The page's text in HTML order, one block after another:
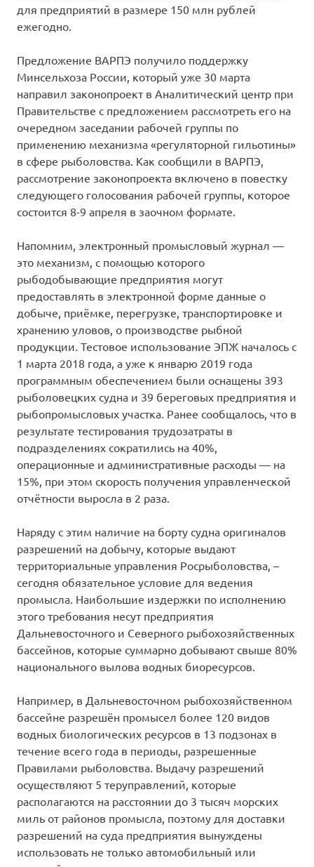
для предприятий в размере 150 млн рублей
ежегодно.
Предложение ВАРПЭ получило поддержку
Минсельхоза России, который уже 30 марта
направил законопроект в Аналитический центр при
Правительстве с предложением рассмотреть его на
очередном заседании рабочей группы по
применению механизма «регуляторной гильотины»
в сфере рыболовства. Как сообщили в ВАРПЭ,
рассмотрение законопроекта включено в повестку
следующего голосования рабочей группы, которое
состоится 8-9 апреля в заочном формате.
Напомним, электронный промысловый журнал —
это механизм, с помощью которого
рыбодобывающие предприятия могут
предоставлять в электронной форме данные о
добыче, приёмке, перегрузке, транспортировке и
хранению уловов, о производстве рыбной
продукции. Тестовое использование ЭПЖ началось с
1 марта 2018 года, а уже к январю 2019 года
программным обеспечением были оснащены 393
рыболовецких судна и 39 береговых предприятия и
рыбопромысловых участка. Ранее сообщалось, что в
результате тестирования трудозатраты в
подразделениях сократились на 40%,
операционные и административные расходы — на
15%, при этом скорость получения управленческой
отчётности выросла в 2 раза.
Наряду с этим наличие на борту судна оригиналов
разрешений на добычу, которые выдают
территориальные управления Росрыболовства, –
сегодня обязательное условие для ведения
промысла. Наибольшие издержки по исполнению
этого требования несут предприятия
Дальневосточного и Северного рыбохозяйственных
бассейнов, которые суммарно добывают свыше 80%
национального вылова водных биоресурсов.
Например, в Дальневосточном рыбохозяйственном
бассейне разрешён промысел более 120 видов
водных биологических ресурсов в 13 подзонах в
течение всего года в периоды, разрешенные
Правилами рыболовства. Выдачу разрешений
осуществляют 5 теруправлений, которые
располагаются на расстоянии до 3 тысяч морских
миль от районов промысла, поэтому для доставки
разрешений на суда предприятия вынуждены
использовать не только автомобильный или